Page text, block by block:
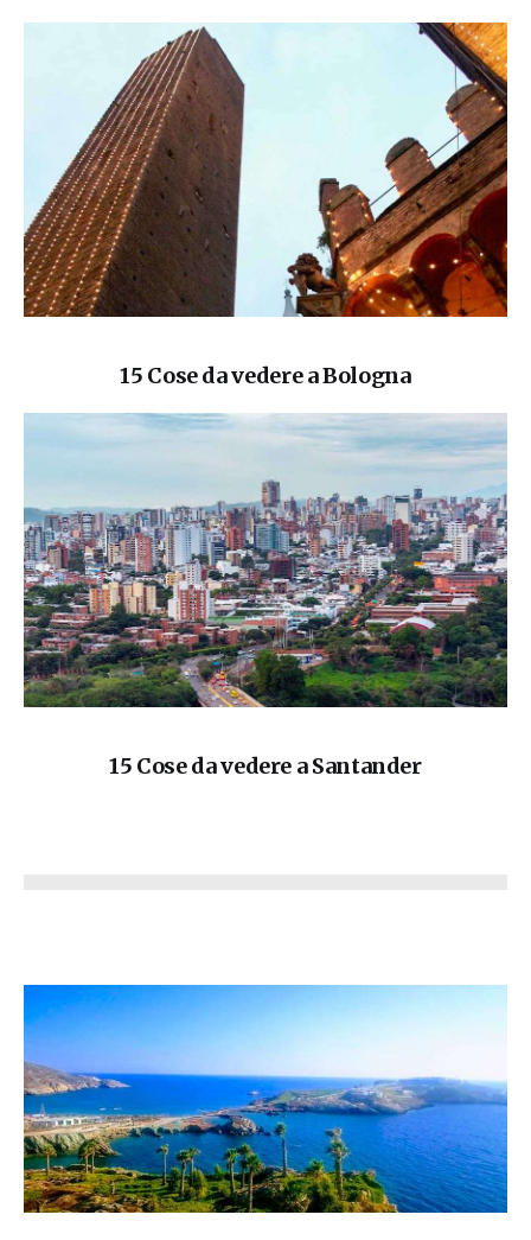
15 Cose da vedere a Bologna
15 Cose da vedere a Santander